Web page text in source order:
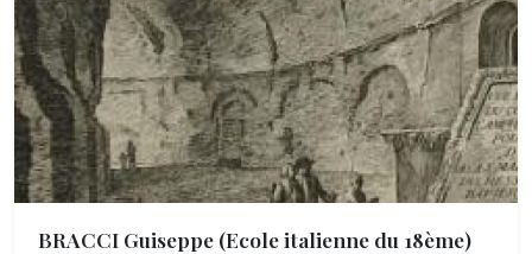
BRACCI Guiseppe (Ecole italienne du 18ème)